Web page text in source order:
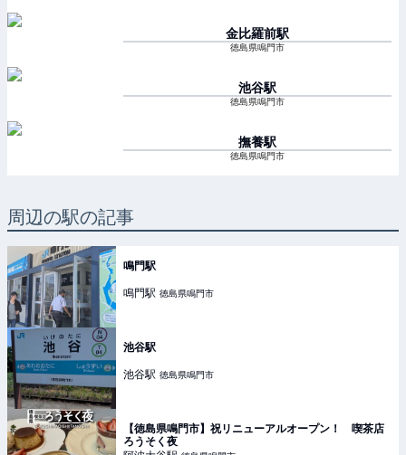
金比羅前駅
徳島県鳴門市
池谷駅
徳島県鳴門市
撫養駅
徳島県鳴門市
周辺の駅の記事
鳴門駅
鳴門駅 徳島県鳴門市
池谷駅
池谷駅 徳島県鳴門市
【徳島県鳴門市】祝リニューアルオープン！ 喫茶店
ろうそく夜